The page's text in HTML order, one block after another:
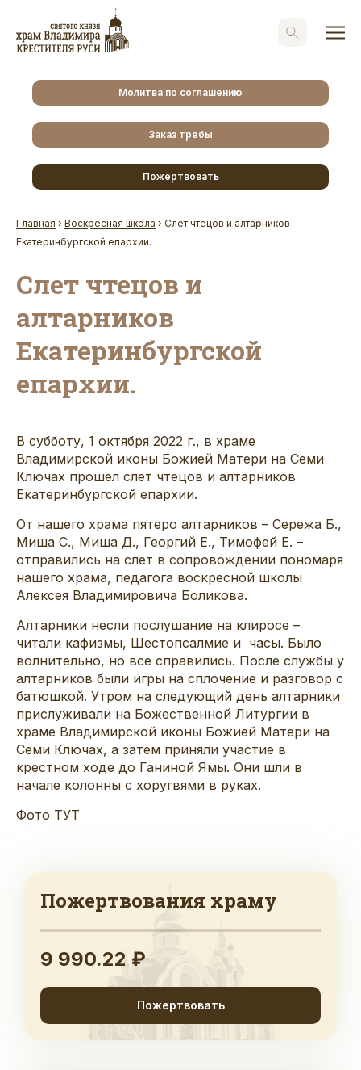
Молитва по соглашению
Заказ требы
Пожертвовать
Главная › Воскресная школа › Слет чтецов и алтарников
Екатеринбургской епархии.
Слет чтецов и
алтарников
Екатеринбургской
епархии.
В субботу, 1 октября 2022 г., в храме
Владимирской иконы Божией Матери на Семи
Ключах прошел слет чтецов и алтарников
Екатеринбургской епархии.
От нашего храма пятеро алтарников – Сережа Б.,
Миша С., Миша Д., Георгий Е., Тимофей Е. –
отправились на слет в сопровождении пономаря
нашего храма, педагога воскресной школы
Алексея Владимировича Боликова.
Алтарники несли послушание на клиросе –
читали кафизмы, Шестопсалмие и часы. Было
волнительно, но все справились. После службы у
алтарников были игры на сплочение и разговор с
батюшкой. Утром на следующий день алтарники
прислуживали на Божественной Литургии в
храме Владимирской иконы Божией Матери на
Семи Ключах, а затем приняли участие в
крестном ходе до Ганиной Ямы. Они шли в
начале колонны с хоругвями в руках.
Фото ТУТ
Пожертвования храму
9 990.22 ₽
Пожертвовать